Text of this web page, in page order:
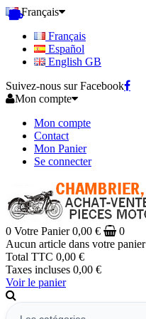
Français
Français
Español
English GB
Suivez-nous sur Facebook
Mon compte
Mon compte
Contact
Mon Panier
Se connecter
0 Votre Panier 0,00 €
0
Aucun article dans votre panier
Total TTC 0,00 €
Taxes incluses 0,00 €
Voir le panier